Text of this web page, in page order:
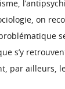
on
s’y
par ailleurs,